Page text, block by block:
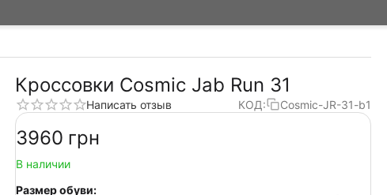
Кроссовки Cosmic Jab Run 31
Написать отзыв КОД: Cosmic-JR-31-b1
‍3960‍ грн
В наличии
Размер обуви: